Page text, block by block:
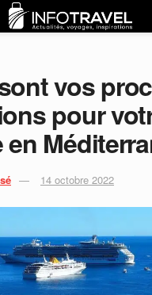
vos
pour
14 octobre 2022